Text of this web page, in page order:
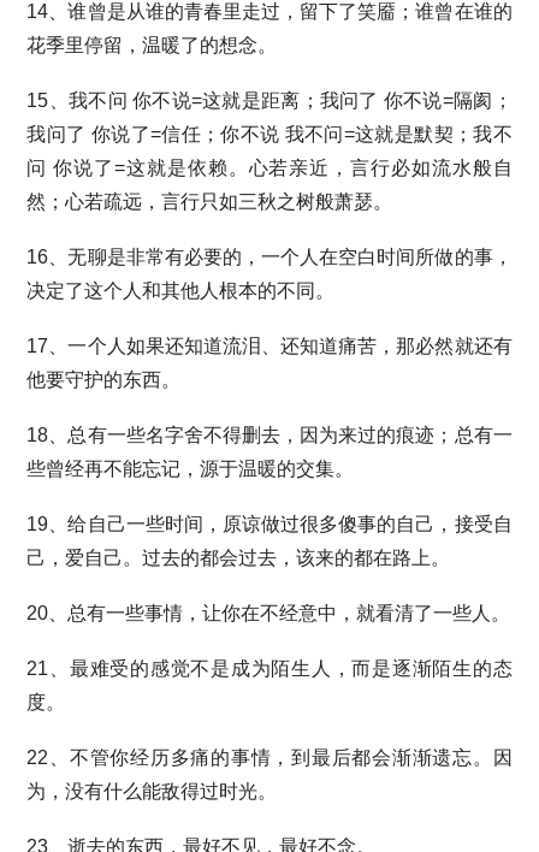
14、谁曾是从谁的青春里走过，留下了笑靥；谁曾在谁的
花季里停留，温暖了的想念。
15、我不问 你不说=这就是距离；我问了 你不说=隔阂；
我问了 你说了=信任；你不说 我不问=这就是默契；我不
问 你说了=这就是依赖。心若亲近，言行必如流水般自
然；心若疏远，言行只如三秋之树般萧瑟。
16、无聊是非常有必要的，一个人在空白时间所做的事，
决定了这个人和其他人根本的不同。
17、一个人如果还知道流泪、还知道痛苦，那必然就还有
他要守护的东西。
18、总有一些名字舍不得删去，因为来过的痕迹；总有一
些曾经再不能忘记，源于温暖的交集。
19、给自己一些时间，原谅做过很多傻事的自己，接受自
己，爱自己。过去的都会过去，该来的都在路上。
20、总有一些事情，让你在不经意中，就看清了一些人。
21、最难受的感觉不是成为陌生人，而是逐渐陌生的态
度。
22、不管你经历多痛的事情，到最后都会渐渐遗忘。因
为，没有什么能敌得过时光。
23、逝去的东西，最好不见，最好不念。